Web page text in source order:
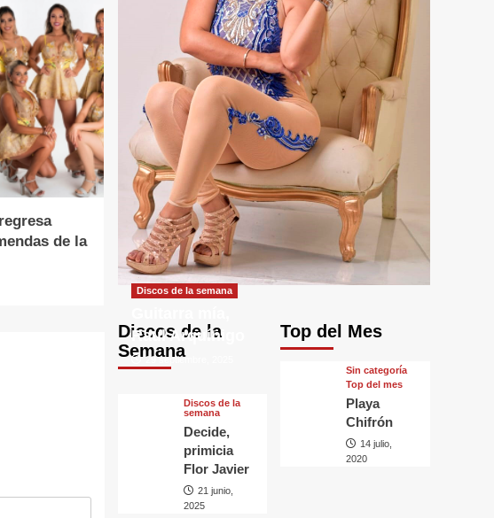
de la
Discos de la
Semana
Discos de la semana
Raul Arquínigo
29 septiembre, 2025
Discos de la
semana
Decide,
primicia
Flor Javier
21 junio,
2025
Top del Mes
Sin categorí­a
Top del mes
Playa
Chifrón
14 julio,
2020